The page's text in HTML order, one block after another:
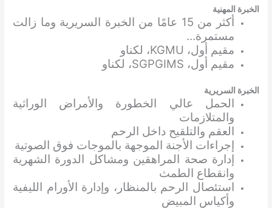
الخبرة المهنية
أكثر من 15 عامًا من الخبرة السريرية وما زالت
مستمرة…
مقيم أول، KGMU، لكناو
مقيم أول، SGPGIMS، لكناو
الخبرة السريرية
الحمل عالي الخطورة والأمراض الوراثية
والمتلازمات
العقم والتلقيح داخل الرحم
إجراءات الأجنة الموجهة بالموجات فوق الصوتية
إدارة صحة المراهقين ومشاكل الدورة الشهرية
وانقطاع الطمث
استئصال الرحم بالمنظار، وإدارة الأورام الليفية
وأكياس المبيض